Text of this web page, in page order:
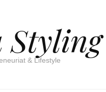
Styling
& Lifestyle